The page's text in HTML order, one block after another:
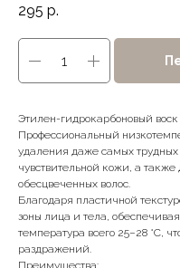
295 р.
Этилен-гидрокарбоновый
Профессиональный
удаления даже самых трудных
чувствительной кожи, а
обесцвеченных волос.
Благодаря пластичной
зоны лица и тела,
температура всего 25–28 °C,
раздражений.